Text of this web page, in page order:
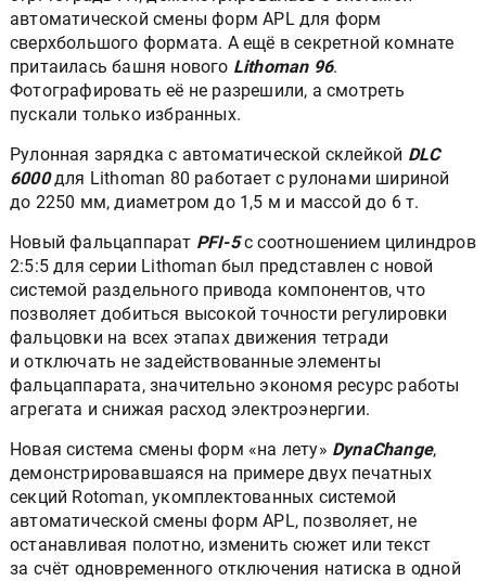
автоматической смены форм APL для форм
сверхбольшого формата. А ещё в секретной комнате
притаилась башня нового Lithoman 96.
Фотографировать её не разрешили, а смотреть
пускали только избранных.
Рулонная зарядка с автоматической склейкой DLС
6000для Lithoman 80 работает с рулонами шириной
до 2250 мм, диаметром до 1,5 м и массой до 6 т.
Новый фальцаппарат PFI-5с соотношением цилиндров
2:5:5 для серии Lithoman был представлен с новой
системой раздельного привода компонентов, что
позволяет добиться высокой точности регулировки
фальцовки на всех этапах движения тетради
и отключать не задействованные элементы
фальцаппарата, значительно экономя ресурс работы
агрегата и снижая расход электроэнергии.
Новая система смены форм «на лету» DynaChange,
демонстрировавшаяся на примере двух печатных
секций Rotoman, укомплектованных системой
автоматической смены форм APL, позволяет, не
останавливая полотно, изменить сюжет или текст
за счёт одновременного отключения натиска в одной